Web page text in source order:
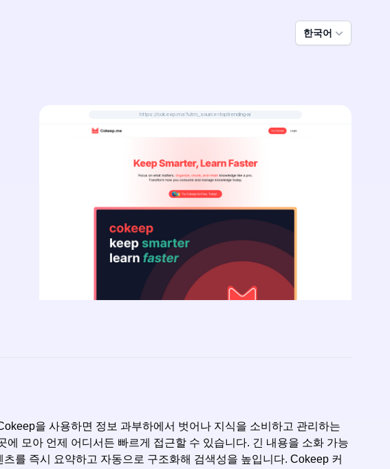
한국어
https://cokeep.me?utm_source=toptrending-ai
을 사용하면 정보 과부하에서 벗어나 지식을 소비하고 관리하는
모아 언제 어디서든 빠르게 접근할 수 있습니다. 긴 내용을 소화 가능
를 즉시 요약하고 자동으로 구조화해 검색성을 높입니다. Cokeep 커